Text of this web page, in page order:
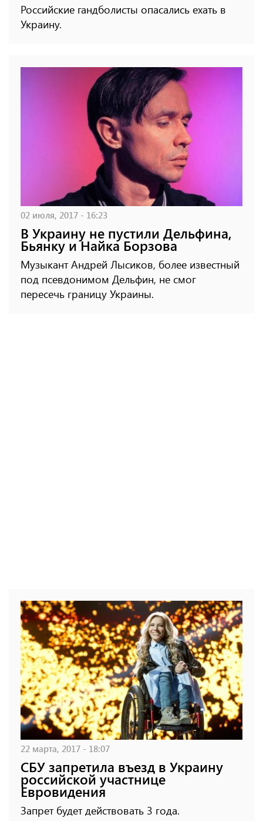
Российские гандболисты опасались ехать в
Украину.
02 июля, 2017 - 16:23
В Украину не пустили Дельфина,
Бьянку и Найка Борзова
Музыкант Андрей Лысиков, более известный
под псевдонимом Дельфин, не смог
пересечь границу Украины.
22 марта, 2017 - 18:07
СБУ запретила въезд в Украину
российской участнице
Евровидения
Запрет будет действовать 3 года.